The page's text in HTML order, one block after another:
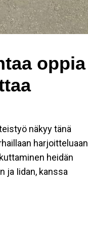
oppia
näkyy tänä
harjoitteluaan
heidän
ja Iidan, kanssa